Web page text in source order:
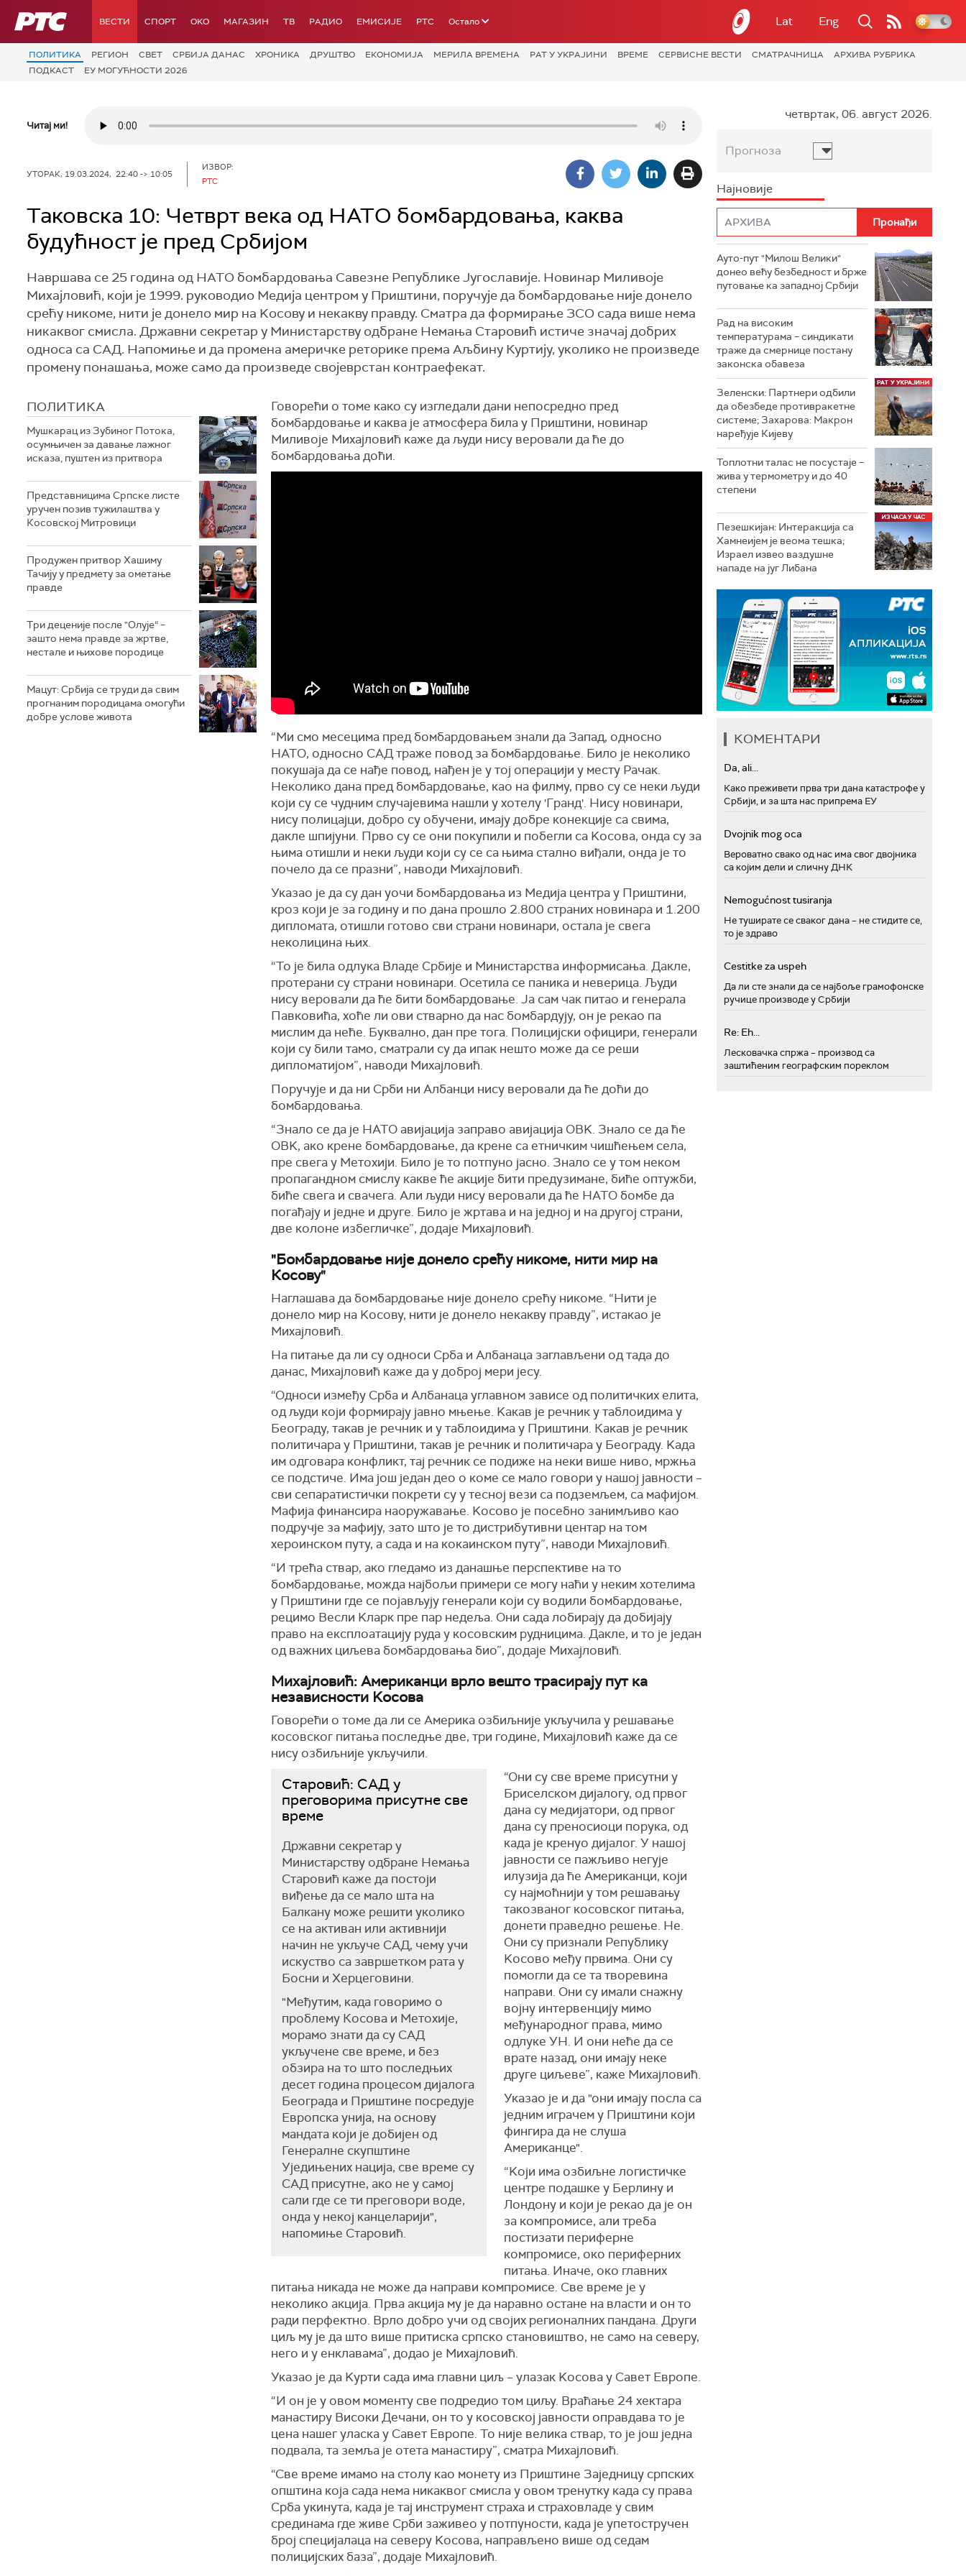
РТС ВЕСТИ СПОРТ OKO МАГАЗИН ТВ РАДИО ЕМИСИЈЕ РТС Остало Lat Eng
ПОЛИТИКА РЕГИОН СВЕТ СРБИЈА ДАНАС ХРОНИКА ДРУШТВО ЕКОНОМИЈА МЕРИЛА ВРЕМЕНА РАТ У УКРАЈИНИ ВРЕМЕ СЕРВИСНЕ ВЕСТИ СМАТРАЧНИЦА
АРХИВА РУБРИКА
ПОДКАСТ
ЕУ МОГУЋНОСТИ 2026
Читај ми!
УТОРАК, 19.03.2024, 22:40 -> 10:05
ИЗВОР:
РТС
Таковска 10: Четврт века од НАТО бомбардовања, каква
будућност је пред Србијом
Навршава се 25 година од НАТО бомбардовања Савезне Републике Југославије. Новинар Миливоје
Михајловић, који је 1999. руководио Медија центром у Приштини, поручује да бомбардовање није донело
срећу никоме, нити је донело мир на Kосову и некакву правду. Сматра да формирање ЗСО сада више нема
никаквог смисла. Државни секретар у Министарству одбране Немања Старовић истиче значај добрих
односа са САД. Напомиње и да промена америчке реторике према Аљбину Куртију, уколико не произведе
промену понашања, може само да произведе својеврстан контраефекат.
ПОЛИТИКА
Мушкарац из Зубиног Потока,
осумњичен за давање лажног
исказа, пуштен из притвора
Представницима Српске листе
уручен позив тужилаштва у
Косовској Митровици
Продужен притвор Хашиму
Тачију у предмету за ометање
правде
Три деценије после "Олује“ –
зашто нема правде за жртве,
нестале и њихове породице
Мацут: Србија се труди да свим
прогнаним породицама омогући
добре услове живота
Говорећи о томе како су изгледали дани непосредно пред
бомбардовање и каква је атмосфера била у Приштини, новинар
Миливоје Михајловић каже да људи нису веровали да ће до
бомбардовања доћи.
“Ми смо месецима пред бомбардовањем знали да Запад, односно
НАТО, односно САД траже повод за бомбардовање. Било је неколико
покушаја да се нађе повод, нађен је у тој операцији у месту Рачак.
Неколико дана пред бомбардовање, као на филму, прво су се неки људи
који су се чудним случајевима нашли у хотелу 'Гранд'. Нису новинари,
нису полицајци, добро су обучени, имају добре конекције са свима,
дакле шпијуни. Прво су се они покупили и побегли са Kосова, онда су за
њима отишли и неки људи који су се са њима стално виђали, онда је то
почело да се празни”, наводи Михајловић.
Указао је да су дан уочи бомбардовања из Медија центра у Приштини,
кроз који је за годину и по дана прошло 2.800 страних новинара и 1.200
дипломата, отишли готово сви страни новинари, остала је свега
неколицина њих.
“То је била одлука Владе Србије и Министарства информисања. Дакле,
протерани су страни новинари. Осетила се паника и неверица. Људи
нису веровали да ће бити бомбардовање. Ја сам чак питао и генерала
Павковића, хоће ли ови стварно да нас бомбардују, он је рекао па
мислим да неће. Буквално, дан пре тога. Полицијски официри, генерали
који су били тамо, сматрали су да ипак нешто може да се реши
дипломатијом”, наводи Михајловић.
Поручује и да ни Срби ни Албанци нису веровали да ће доћи до
бомбардовања.
“Знало се да је НАТО авијација заправо авијација ОВK. Знало се да ће
ОВK, ако крене бомбардовање, да крене са етничким чишћењем села,
пре свега у Метохији. Било је то потпуно јасно. Знало се у том неком
пропагандном смислу какве ће акције бити предузимане, биће оптужби,
биће свега и свачега. Али људи нису веровали да ће НАТО бомбе да
погађају и једне и друге. Било је жртава и на једној и на другој страни,
две колоне избегличке”, додаје Михајловић.
"Бомбардовање није донело срећу никоме, нити мир на
Косову"
Наглашава да бомбардовање није донело срећу никоме. “Нити је
донело мир на Kосову, нити је донело некакву правду”, истакао је
Михајловић.
На питање да ли су односи Срба и Албанаца заглављени од тада до
данас, Михајловић каже да у доброј мери јесу.
“Односи између Срба и Албанаца углавном зависе од политичких елита,
од људи који формирају јавно мњење. Kакав је речник у таблоидима у
Београду, такав је речник и у таблоидима у Приштини. Какав је речник
политичара у Приштини, такав је речник и политичара у Београду. Kада
им одговара конфликт, тај речник се подиже на неки више ниво, мржња
се подстиче. Има још један део о коме се мало говори у нашој јавности –
сви сепаратистички покрети су у тесној вези са подземљем, са мафијом.
Мафија финансира наоружавање. Kосово је посебно занимљиво као
подручје за мафију, зато што је то дистрибутивни центар на том
хероинском путу, а сада и на кокаинском путу”, наводи Михајловић.
“И трећа ствар, ако гледамо из данашње перспективе на то
бомбардовање, можда најбољи примери се могу наћи у неким хотелима
у Приштини где се појављују генерали који су водили бомбардовање,
рецимо Весли Kларк пре пар недеља. Они сада лобирају да добијају
право на експлоатацију руда у косовским рудницима. Дакле, и то је један
од важних циљева бомбардовања био”, додаје Михајловић.
Михајловић: Американци врло вешто трасирају пут ка
независности Kосова
Говорећи о томе да ли се Америка озбиљније укључила у решавање
косовског питања последње две, три године, Михајловић каже да се
нису озбиљније укључили.
Старовић: САД у
преговорима присутне све
време
Државни секретар у
Министарству одбране Немања
Старовић каже да постоји
виђење да се мало шта на
Балкану може решити уколико
се на активан или активнији
начин не укључе САД, чему учи
искуство са завршетком рата у
Босни и Херцеговини.
"Међутим, када говоримо о
проблему Косова и Метохије,
морамо знати да су САД
укључене све време, и без
обзира на то што последњих
десет година процесом дијалога
Београда и Приштине посредује
Европска унија, на основу
мандата који је добијен од
Генералне скупштине
Уједињених нација, све време су
САД присутне, ако не у самој
сали где се ти преговори воде,
онда у некој канцеларији",
напомиње Старовић.
“Они су све време присутни у
Бриселском дијалогу, од првог
дана су медијатори, од првог
дана су преносиоци порука, од
када је кренуо дијалог. У нашој
јавности се пажљиво негује
илузија да ће Американци, који
су најмоћнији у том решавању
такозваног косовског питања,
донети праведно решење. Не.
Они су признали Републику
Kосово међу првима. Они су
помогли да се та творевина
направи. Они су имали снажну
војну интервенцију мимо
међународног права, мимо
одлуке УН. И они неће да се
врате назад, они имају неке
друге циљеве”, каже Михајловић.
Указао је и да "они имају посла са
једним играчем у Приштини који
фингира да не слуша
Американце".
“Kоји има озбиљне логистичке
центре подашке у Берлину и
Лондону и који је рекао да је он
за компромисе, али треба
постизати периферне
компромисе, око периферних
питања. Иначе, око главних
питања никада не може да направи компромисе. Све време је у
неколико акција. Прва акција му је да наравно остане на власти и он то
ради перфектно. Врло добро учи од својих регионалних пандана. Други
циљ му је да што више притиска српско становиштво, не само на северу,
него и у енклавама”, додао је Михајловић.
Указао је да Kурти сада има главни циљ – улазак Kосова у Савет Европе.
“И он је у овом моменту све подредио том циљу. Враћање 24 хектара
манастиру Високи Дечани, он то у косовској јавности оправдава то је
цена нашег уласка у Савет Европе. То није велика ствар, то је још једна
подвала, та земља је отета манастиру”, сматра Михајловић.
“Све време имамо на столу као монету из Приштине Заједницу српских
општина која сада нема никаквог смисла у овом тренутку када су права
Срба укинута, када је тај инструмент страха и страховладе у свим
срединама где живе Срби заживео у потпуности, када је упетостручен
број специјалаца на северу Kосова, направљено више од седам
полицијских база”, додаје Михајловић.
четвртак, 06. август 2026.
Прогноза
Најновије
Ауто-пут "Милош Велики"
донео већу безбедност и брже
путовање ка западној Србији
Рад на високим
температурама – синдикати
траже да смернице постану
законска обавеза
Зеленски: Партнери одбили
да обезбеде противракетне
системе; Захарова: Макрон
наређује Кијеву
Топлотни талас не посустаје –
жива у термометру и до 40
степени
Пезешкијан: Интеракција са
Хамнеијем је веома тешка;
Израел извео ваздушне
нападе на југ Либана
КОМЕНТАРИ
Da, ali...
Како преживети прва три дана катастрофе у
Србији, и за шта нас припрема ЕУ
Dvojnik mog oca
Вероватно свако од нас има свог двојника
са којим дели и сличну ДНК
Nemogućnost tusiranja
Не туширате се сваког дана – не стидите се,
то је здраво
Cestitke za uspeh
Да ли сте знали да се најбоље грамофонске
ручице производе у Србији
Re: Eh...
Лесковачка спржа – производ са
заштићеним географским пореклом